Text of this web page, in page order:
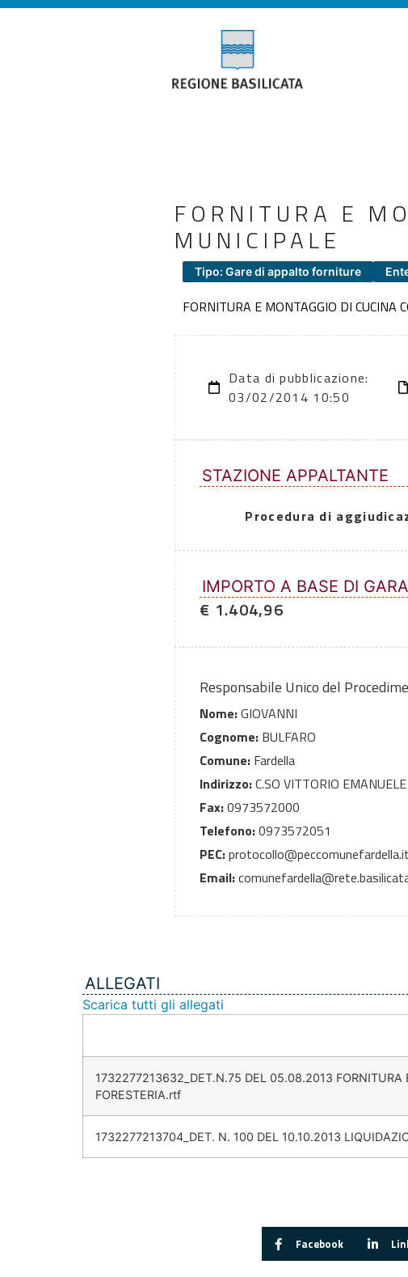
FORNITURA E
MUNICIPALE
Tipo: Gare di appalto forniture
FORNITURA E MONTAGGIO DI CUCINA
Data di pubblicazione:
03/02/2014 10:50
STAZIONE APPALTANTE
Procedura di
IMPORTO A BASE DI
€ 1.404,96
Responsabile Unico del
Nome:GIOVANNI
Cognome: BULFARO
Comune: Fardella
Indirizzo:C.SO VITTORIO EMANUELE
Fax:0973572000
Telefono:0973572051
PEC:protocollo@peccomunefardella.it
Email:
ALLEGATI
Scarica tutti gli allegati
1732277213632_DET.N.75 DEL 05.08.2013 FORNITURA
FORESTERIA.rtf
1732277213704_DET. N. 100 DEL 10.10.2013
Facebook